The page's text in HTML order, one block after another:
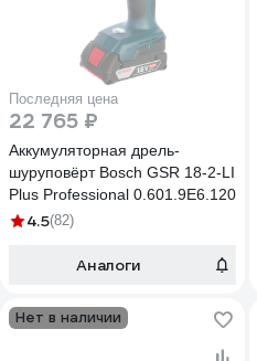
Последняя цена
22 765 ₽
Аккумуляторная дрель-
шуруповёрт Bosch GSR 18-2-LI
Plus Professional 0.601.9E6.120
4.5(82)
Аналоги
Нет в наличии